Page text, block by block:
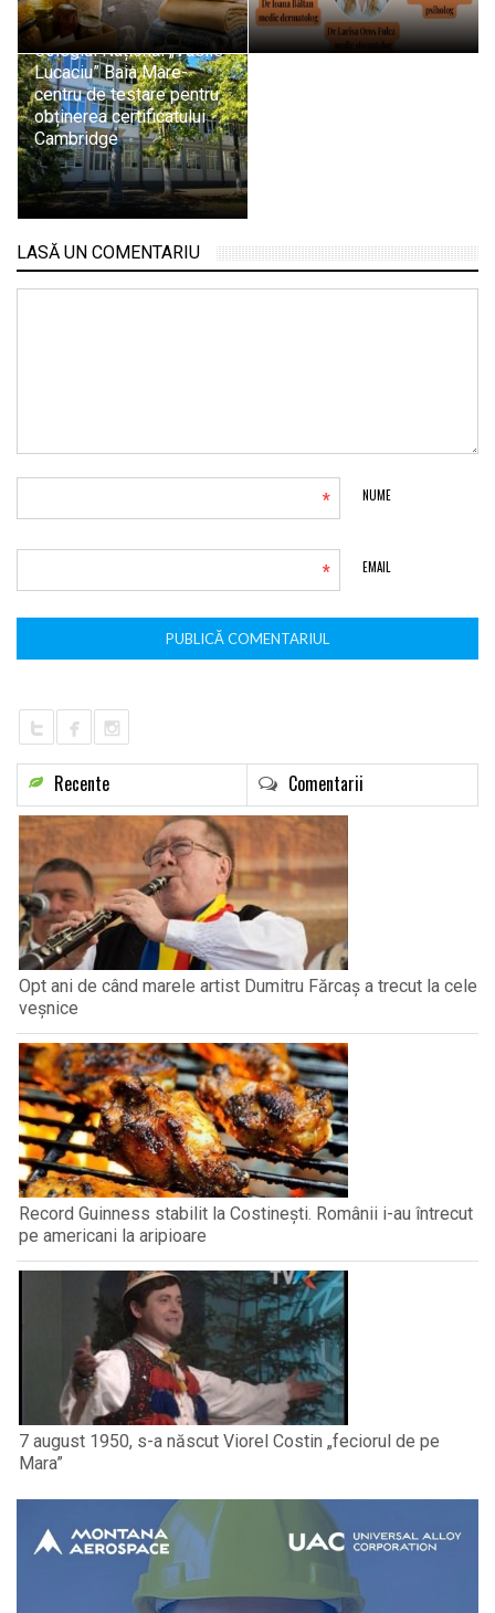
Colegiul Național „Vasile
Lucaciu” Baia Mare-
centru de testare pentru
obținerea certificatului
Cambridge
LASĂ UN COMENTARIU
NUME
*
EMAIL
*
Recente Comentarii
Opt ani de când marele artist Dumitru Fărcaș a trecut la cele
veșnice
Record Guinness stabilit la Costinești. Românii i-au întrecut
pe americani la aripioare
7 august 1950, s-a născut Viorel Costin „feciorul de pe
Mara”